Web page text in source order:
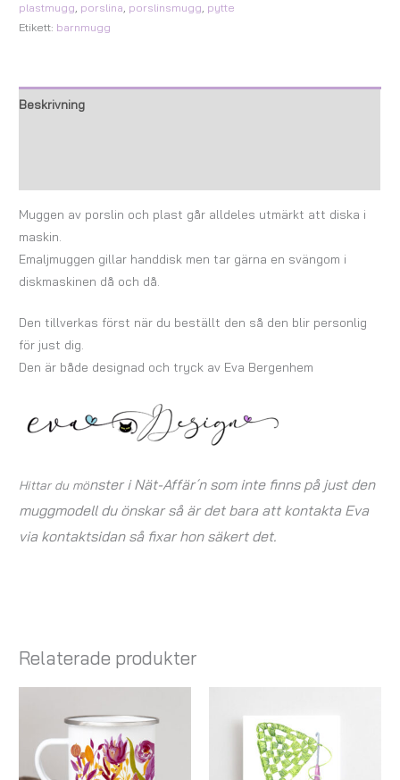
plastmugg, porslina, porslinsmugg, pytte
Etikett: barnmugg
Beskrivning
Muggen av porslin och plast går alldeles utmärkt att diska i
maskin.
Emaljmuggen gillar handdisk men tar gärna en svängom i
diskmaskinen då och då.
Den tillverkas först när du beställt den så den blir personlig
för just dig.
Den är både designad och tryck av Eva Bergenhem
Hittar du mönster i Nät-Affär´n som inte finns på just den
muggmodell du önskar så är det bara att kontakta Eva
via kontaktsidan så fixar hon säkert det.
Relaterade produkter